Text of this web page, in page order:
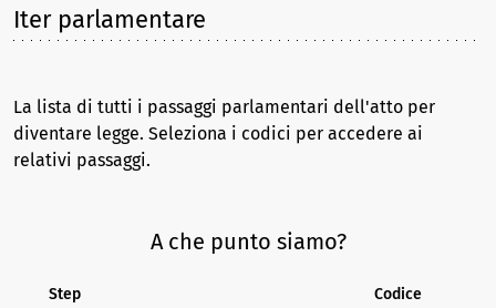
Iter parlamentare
La lista di tutti i passaggi parlamentari dell'atto per
diventare legge. Seleziona i codici per accedere ai
relativi passaggi.
A che punto siamo?
Step Codice